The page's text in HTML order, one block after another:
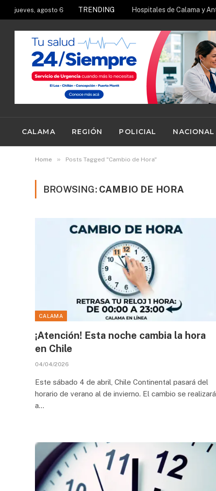
jueves, agosto 6 TRENDING
CALAMA REGIÓN POLICIAL NACIONAL
Home » Posts Tagged "Cambio de Hora"
BROWSING: CAMBIO DE HORA
CALAMA
¡Atención! Esta noche cambia la hora
en Chile
04/04/2026
Este sábado 4 de abril, Chile Continental pasará del
horario de verano al de invierno. El cambio se realizará
a…